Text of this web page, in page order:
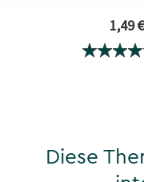
1,49 €
Diese